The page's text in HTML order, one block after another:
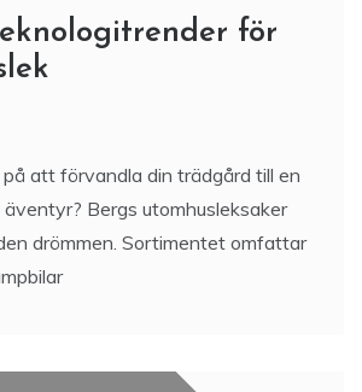
för
att förvandla din trädgård till en
Bergs utomhusleksaker
drömmen. Sortimentet omfattar